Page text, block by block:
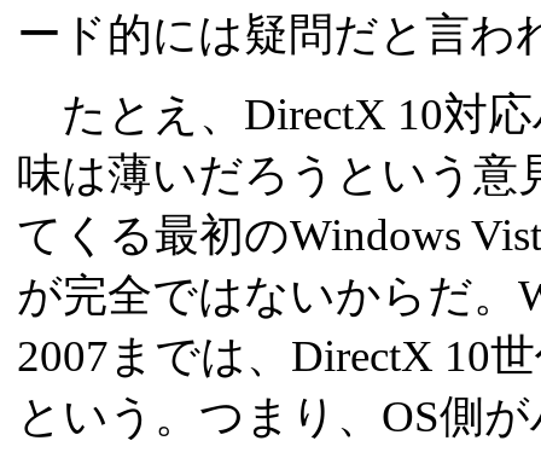
ード的には疑問だと言わ
たとえ、DirectX 10対
味は薄いだろうという意
てくる最初のWindows
が完全ではないからだ。
2007までは、DirectX 10
という。つまり、OS側